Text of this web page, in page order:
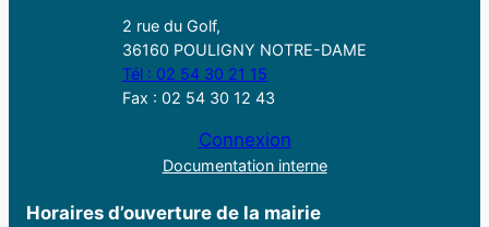
2 rue du Golf,
36160 POULIGNY NOTRE-DAME
Tél : 02 54 30 21 15
Fax : 02 54 30 12 43
Connexion
Documentation interne
Horaires d’ouverture de la mairie